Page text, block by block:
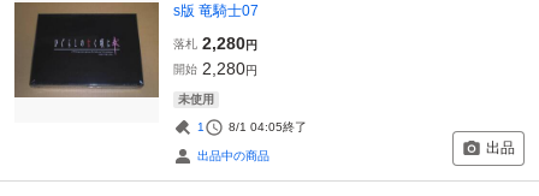
s版 竜騎士07
落札 2,280円
開始 2,280円
未使用
1 8/1 04:05終了
出品中の商品 出品